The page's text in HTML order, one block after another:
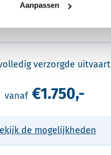
Aanpassen
verzorgde uitvaart
vanaf €1.750,-
de mogelijkheden